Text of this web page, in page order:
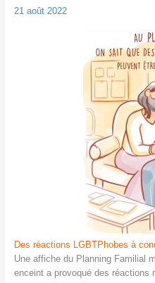
21 août 2022
Des réactions LGBTPhobes à
Une affiche du Planning Familial
enceint a provoqué des réactions